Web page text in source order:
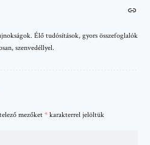
Élő tudósítások, gyors összefoglalók
szenvedéllyel.
mezőket * karakterrel jelöltük